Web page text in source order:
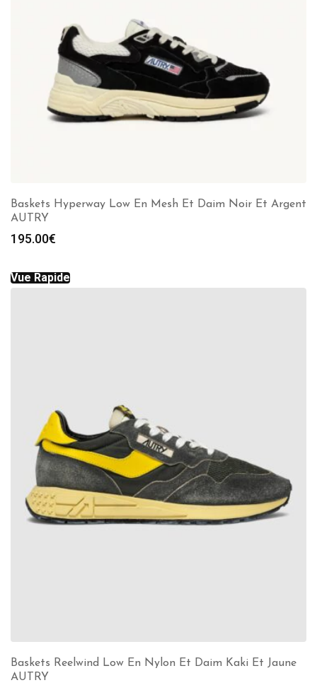
Baskets Hyperway Low En Mesh Et Daim Noir Et Argent
AUTRY
195.00€
Vue Rapide
Baskets Reelwind Low En Nylon Et Daim Kaki Et Jaune
AUTRY